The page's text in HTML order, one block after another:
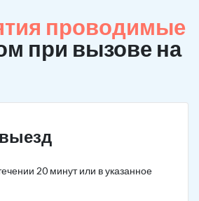
проводимые
при вызове на
20 минут или в указанное